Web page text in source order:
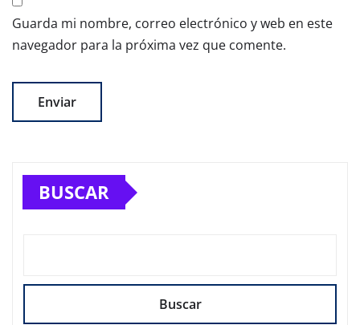
Guarda mi nombre, correo electrónico y web en este
navegador para la próxima vez que comente.
BUSCAR
Buscar